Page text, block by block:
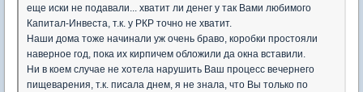
еще иски не подавали... хватит ли денег у так Вами любимого
Капитал-Инвеста, т.к. у РКР точно не хватит.
Наши дома тоже начинали уж очень браво, коробки простояли
наверное год, пока их кирпичем обложили да окна вставили.
Ни в коем случае не хотела нарушить Ваш процесс вечернего
пищеварения, т.к. писала днем, я не знала, что Вы только по